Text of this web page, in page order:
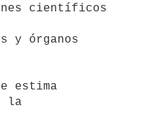
científicos
y órganos
la